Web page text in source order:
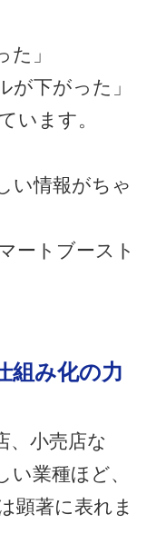
た」
が下がった」
います。
い情報がちゃ
ートブースト
組み化の力
、小売店な
い業種ほど、
顕著に表れま